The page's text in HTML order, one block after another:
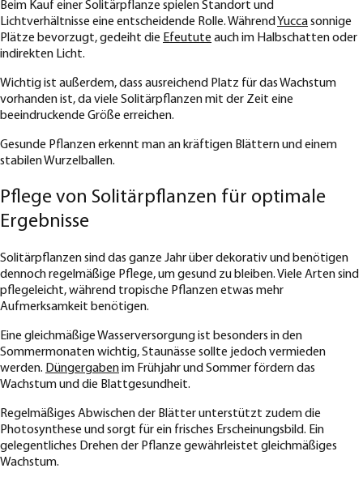
Beim Kauf einer Solitärpflanze spielen Standort und
Lichtverhältnisse eine entscheidende Rolle. Während Yuccasonnige
Plätze bevorzugt, gedeiht die Efeutute auch im Halbschatten oder
indirekten Licht.
Wichtig ist außerdem, dass ausreichend Platz für das Wachstum
vorhanden ist, da viele Solitärpflanzen mit der Zeit eine
beeindruckende Größe erreichen.
Gesunde Pflanzen erkennt man an kräftigen Blättern und einem
stabilen Wurzelballen.
Pflege von Solitärpflanzen für optimale
Ergebnisse
Solitärpflanzen sind das ganze Jahr über dekorativ und benötigen
dennoch regelmäßige Pflege, um gesund zu bleiben. Viele Arten sind
pflegeleicht, während tropische Pflanzen etwas mehr
Aufmerksamkeit benötigen.
Eine gleichmäßige Wasserversorgung ist besonders in den
Sommermonaten wichtig, Staunässe sollte jedoch vermieden
werden. Düngergabenim Frühjahr und Sommer fördern das
Wachstum und die Blattgesundheit.
Regelmäßiges Abwischen der Blätter unterstützt zudem die
Photosynthese und sorgt für ein frisches Erscheinungsbild. Ein
gelegentliches Drehen der Pflanze gewährleistet gleichmäßiges
Wachstum.